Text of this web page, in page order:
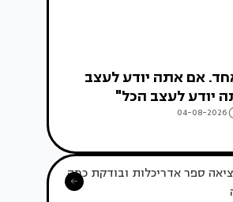
אם אתה יודע לעצב
יודע לעצב הכל"
04-08-2026